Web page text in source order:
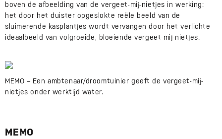
boven de afbeelding van de vergeet-mij-nietjes in werking:
het door het duister opgeslokte reële beeld van de
sluimerende kasplantjes wordt vervangen door het verlichte
ideaalbeeld van volgroeide, bloeiende vergeet-mij-nietjes.
MEMO – Een ambtenaar/droomtuinier geeft de vergeet-mij-
nietjes onder werktijd water.
MEMO